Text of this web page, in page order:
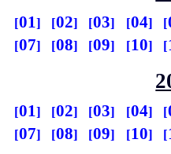
01 02 03 04
07
08 09 10
01 02 03 04
07
08 09 10